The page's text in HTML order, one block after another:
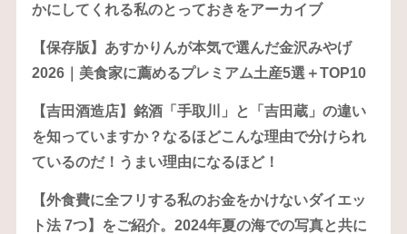
かにしてくれる私のとっておきをアーカイブ
【保存版】あすかりんが本気で選んだ金沢みやげ
2026｜美食家に薦めるプレミアム土産5選＋TOP10
【吉田酒造店】銘酒「手取川」と「吉田蔵」の違い
を知っていますか？なるほどこんな理由で分けられ
ているのだ！うまい理由になるほど！
【外食費に全フリする私のお金をかけないダイエッ
ト法 7つ】をご紹介。2024年夏の海での写真と共に